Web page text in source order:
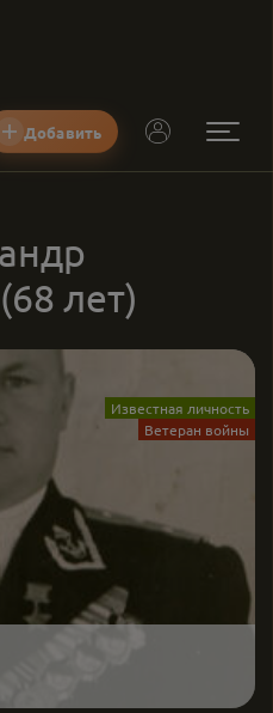
Добавить
(68 лет)
Известная личность
Ветеран войны